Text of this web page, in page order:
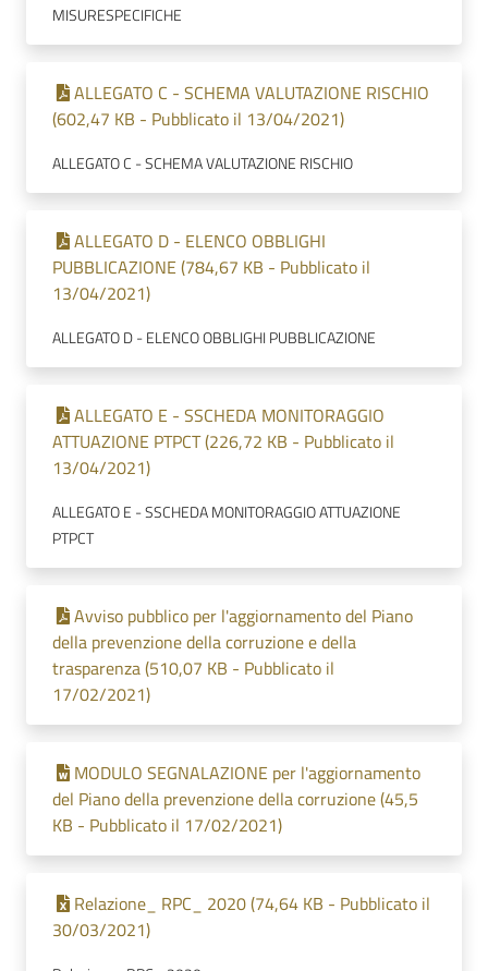
MISURESPECIFICHE
ALLEGATO C - SCHEMA VALUTAZIONE RISCHIO
(602,47 KB - Pubblicato il 13/04/2021)
ALLEGATO C - SCHEMA VALUTAZIONE RISCHIO
ALLEGATO D - ELENCO OBBLIGHI
PUBBLICAZIONE (784,67 KB - Pubblicato il
13/04/2021)
ALLEGATO D - ELENCO OBBLIGHI PUBBLICAZIONE
ALLEGATO E - SSCHEDA MONITORAGGIO
ATTUAZIONE PTPCT (226,72 KB - Pubblicato il
13/04/2021)
ALLEGATO E - SSCHEDA MONITORAGGIO ATTUAZIONE
PTPCT
Avviso pubblico per l'aggiornamento del Piano
della prevenzione della corruzione e della
trasparenza (510,07 KB - Pubblicato il
17/02/2021)
MODULO SEGNALAZIONE per l'aggiornamento
del Piano della prevenzione della corruzione (45,5
KB - Pubblicato il 17/02/2021)
Relazione_ RPC_ 2020 (74,64 KB - Pubblicato il
30/03/2021)